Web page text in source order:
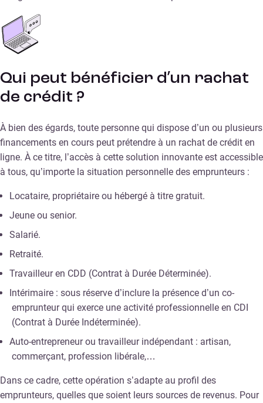
Qui peut bénéficier d’un rachat
de crédit ?
À bien des égards, toute personne qui dispose d’un ou plusieurs
financements en cours peut prétendre à un rachat de crédit en
ligne. À ce titre, l’accès à cette solution innovante est accessible
à tous, qu’importe la situation personnelle des emprunteurs :
Locataire, propriétaire ou hébergé à titre gratuit.
Jeune ou senior.
Salarié.
Retraité.
Travailleur en CDD (Contrat à Durée Déterminée).
Intérimaire : sous réserve d’inclure la présence d’un co-
emprunteur qui exerce une activité professionnelle en CDI
(Contrat à Durée Indéterminée).
Auto-entrepreneur ou travailleur indépendant : artisan,
commerçant, profession libérale,…
Dans ce cadre, cette opération s’adapte au profil des
emprunteurs, quelles que soient leurs sources de revenus. Pour